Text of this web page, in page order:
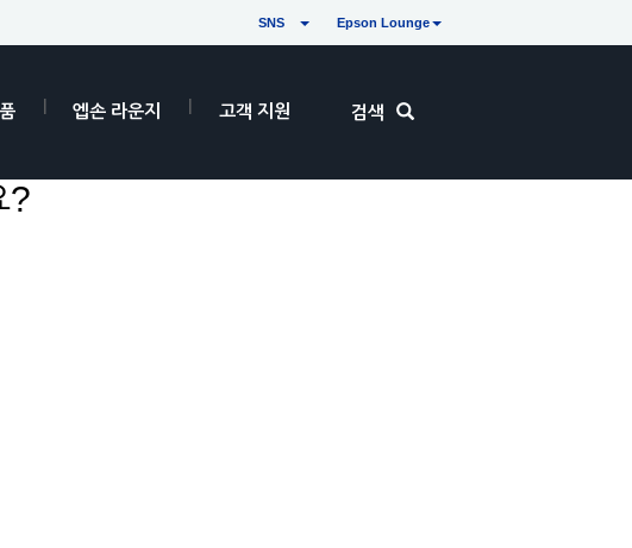
SNS Epson Lounge
엡손 라운지 고객 지원 검색
?